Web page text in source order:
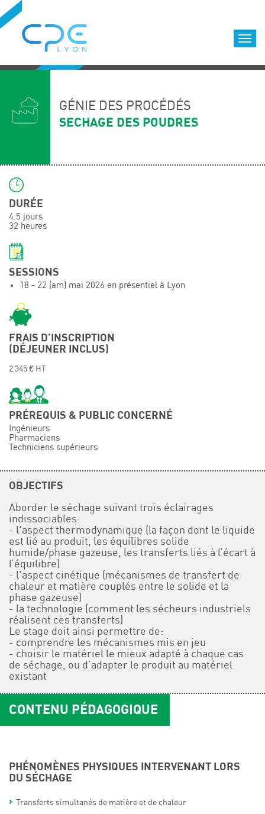
Formations qualifiantes
Formations diplômantes
Événements
CHEMISTRY
Contacts
GÉNIE DES PROCÉDÉS
SECHAGE DES POUDRES
DURÉE
4.5 jours
32 heures
SESSIONS
18 - 22 (am) mai 2026 en présentiel à Lyon
FRAIS D’INSCRIPTION
(DÉJEUNER INCLUS)
2 345 € HT
PRÉREQUIS & PUBLIC CONCERNÉ
Ingénieurs
Pharmaciens
Techniciens supérieurs
OBJECTIFS
Aborder le séchage suivant trois éclairages
indissociables:
- l'aspect thermodynamique (la façon dont le liquide
est lié au produit, les équilibres solide
humide/phase gazeuse, les transferts liés à l’écart à
l’équilibre)
- l'aspect cinétique (mécanismes de transfert de
chaleur et matière couplés entre le solide et la
phase gazeuse)
- la technologie (comment les sécheurs industriels
réalisent ces transferts)
Le stage doit ainsi permettre de:
- comprendre les mécanismes mis en jeu
- choisir le matériel le mieux adapté à chaque cas
de séchage, ou d’adapter le produit au matériel
existant
CONTENU PÉDAGOGIQUE
PHÉNOMÈNES PHYSIQUES INTERVENANT LORS
DU SÉCHAGE
Transferts simultanés de matière et de chaleur
Cookies management panel